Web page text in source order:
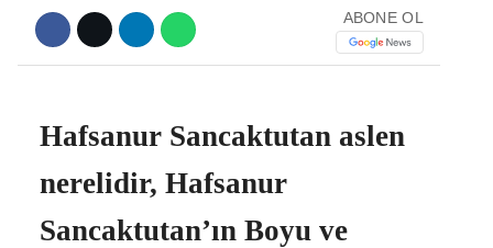
Youtube
ABONE OL
Hafsanur Sancaktutan aslen
nerelidir, Hafsanur
Sancaktutan’ın Boyu ve